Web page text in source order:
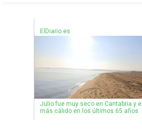
ElDiario.es
Julio fue muy seco en Cantabria y el
más cálido en los últimos 65 años